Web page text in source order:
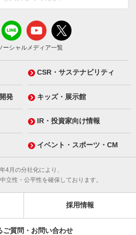
ーシャルメディア一覧
CSR・サステナビリティ
発 キッズ・展示館
IR・投資家向け情報
イベント・スポーツ・CM
4月の分社化により、
立性・公平性を確保しております。
採用情報
ご質問・お問い合わせ